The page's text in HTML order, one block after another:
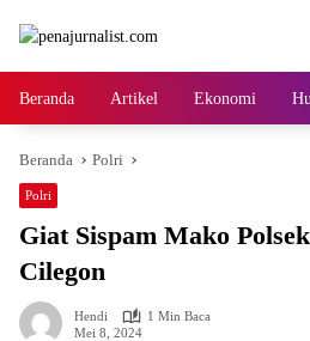
Beranda Artikel Ekonomi
Beranda Polri
Polri
Giat Sispam Mako
Cilegon
Hendi
1 Min Baca
Mei 8, 2024